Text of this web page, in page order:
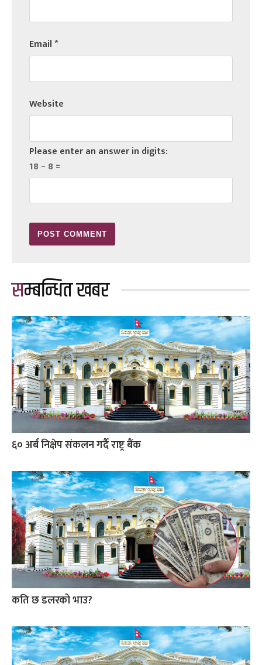
Email*
Website
Please enter an answer in digits:
18 − 8 =
सम्बन्धित खबर
६० अर्ब निक्षेप संकलन गर्दै राष्ट्र बैंक
कति छ डलरको भाउ?